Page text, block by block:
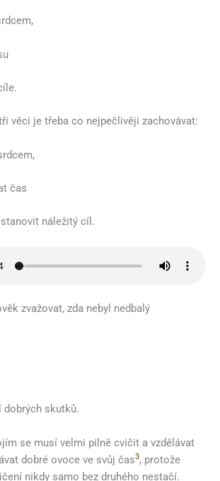
věci je třeba co nejpečlivěji zachovávat:
čas
náležitý cíl.
zvažovat, zda nebyl nedbalý
dobrých skutků.
se musí velmi pilně cvičit a vzdělávat
dobré ovoce ve svůj čas3, protože
nikdy samo bez druhého nestačí.